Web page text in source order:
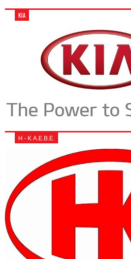
KIA
Η - Κ Α.Ε.Β.Ε.